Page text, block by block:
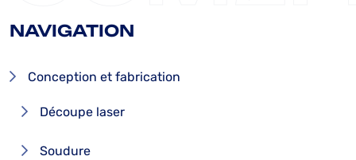
NAVIGATION
Conception et fabrication
Découpe laser
Soudure